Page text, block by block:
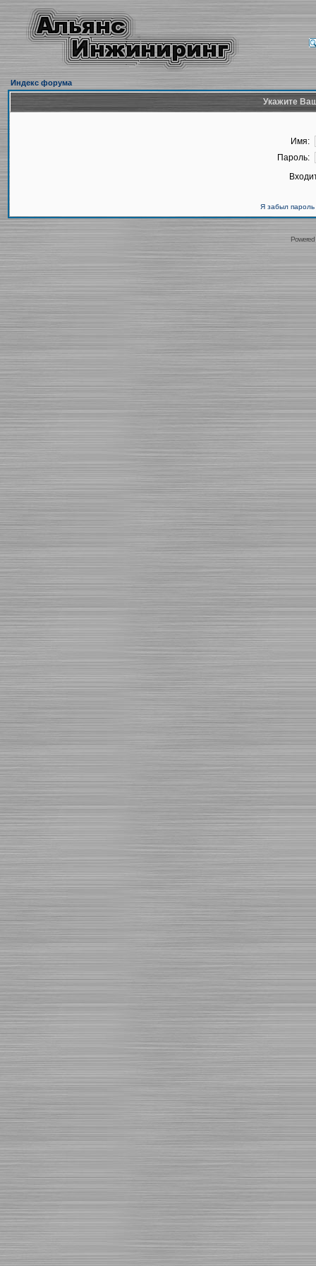
Индекс форума
Укажите
Имя:
Пароль:
Я забыл пароль